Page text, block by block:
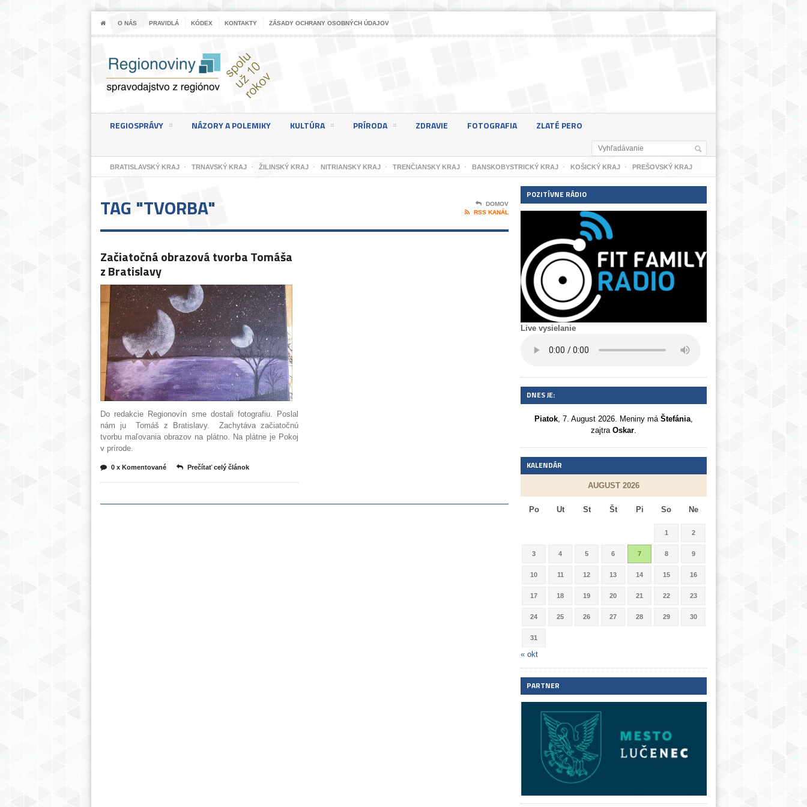
O NÁS PRAVIDLÁ KÓDEX KONTAKTY ZÁSADY OCHRANY OSOBNÝCH ÚDAJOV
REGIOSPRÁVY NÁZORY A POLEMIKY KULTÚRA PRÍRODA ZDRAVIE FOTOGRAFIA ZLATÉ PERO
BRATISLAVSKÝ KRAJ TRNAVSKÝ KRAJ ŽILINSKÝ KRAJ NITRIANSKY KRAJ TRENČIANSKY KRAJ BANSKOBYSTRICKÝ KRAJ KOŠICKÝ KRAJ PREŠOVSKÝ KRAJ
TAG "TVORBA"
DOMOV
RSS KANÁL
Začiatočná obrazová tvorba Tomáša
z Bratislavy
Do redakcie Regionovín sme dostali fotografiu. Poslal
nám ju Tomáš z Bratislavy. Zachytáva začiatočnú
tvorbu maľovania obrazov na plátno. Na plátne je Pokoj
v prírode.
0 x Komentované Prečítať celý článok
POZITÍVNE RÁDIO
Live vysielanie
DNES JE:
Piatok, 7. August 2026. Meniny má Štefánia,
zajtra Oskar.
KALENDÁR
AUGUST 2026
Po Ut St Št Pi So Ne
1 2
3 4 5 6 7 8 9
10 11 12 13 14 15 16
17 18 19 20 21 22 23
24 25 26 27 28 29 30
31
« okt
PARTNER